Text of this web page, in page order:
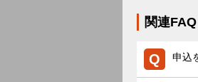
関連FAQ
申込